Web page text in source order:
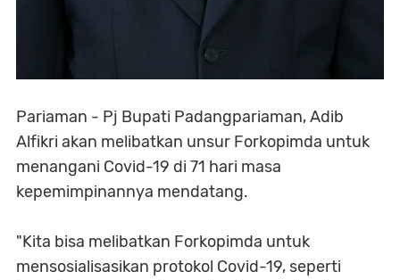
Pariaman - Pj Bupati Padangpariaman, Adib
Alfikri akan melibatkan unsur Forkopimda untuk
menangani Covid-19 di 71 hari masa
kepemimpinannya mendatang.
"Kita bisa melibatkan Forkopimda untuk
mensosialisasikan protokol Covid-19, seperti